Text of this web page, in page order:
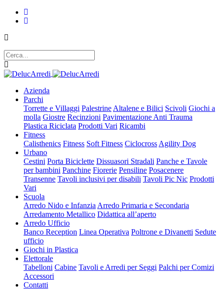
Azienda
Parchi
Torrette e Villaggi Palestrine Altalene e Bilici Scivoli Giochi a
molla Giostre Recinzioni Pavimentazione Anti Trauma
Plastica Riciclata Prodotti Vari Ricambi
Fitness
Calisthenics Fitness Soft Fitness Ciclocross Agility Dog
Urbano
Cestini Porta Biciclette Dissuasori Stradali Panche e Tavole
per bambini Panchine Fiorerie Pensiline Posacenere
Transenne Tavoli inclusivi per disabili Tavoli Pic Nic Prodotti
Vari
Scuola
Arredo Nido e Infanzia Arredo Primaria e Secondaria
Arredamento Metallico Didattica all’aperto
Arredo Ufficio
Banco Reception Linea Operativa Poltrone e Divanetti Sedute
ufficio
Giochi in Plastica
Elettorale
Tabelloni Cabine Tavoli e Arredi per Seggi Palchi per Comizi
Accessori
Contatti